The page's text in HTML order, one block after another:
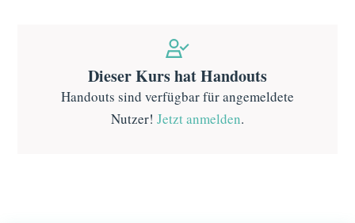
Dieser Kurs hat Handouts
Handouts sind verfügbar für angemeldete
Nutzer! Jetzt anmelden.